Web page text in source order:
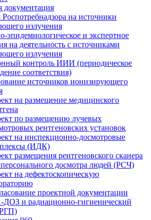
документация
на источники
излучения
эпидемиологическое и экспертное
на деятельность с источниками
излучения
контроль ИИИ (периодическое
соответствия)
источников ионизирующего
на размещение медицинского
по размещению лучевых
рентгеновских установок
на инспекционно-досмотровые
(ИДК)
размещения рентгеновского сканера
персонального досмотра людей (РСЧ)
на дефектоскопическую
проектной документации
и радиационно-гигиенический